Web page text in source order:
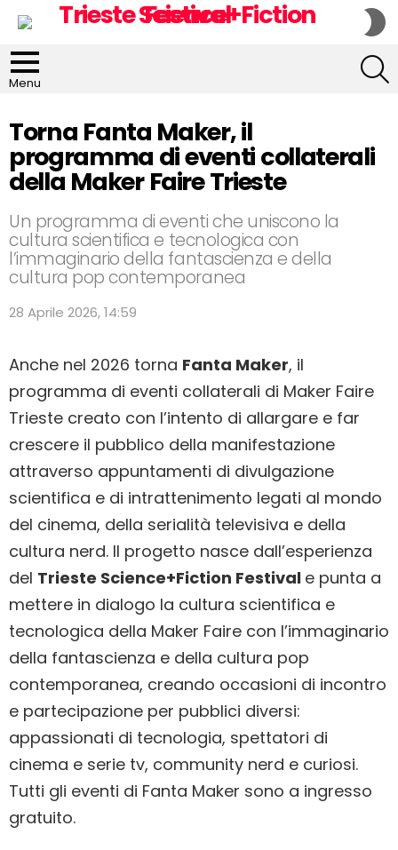
Menu
Torna Fanta Maker, il
programma di eventi collaterali
della Maker Faire Trieste
Un programma di eventi che uniscono la
cultura scientifica e tecnologica con
l’immaginario della fantascienza e della
cultura pop contemporanea
28 Aprile 2026, 14:59
Anche nel 2026 torna Fanta Maker, il
programma di eventi collaterali di Maker Faire
Trieste creato con l’intento di allargare e far
crescere il pubblico della manifestazione
attraverso appuntamenti di divulgazione
scientifica e di intrattenimento legati al mondo
del cinema, della serialità televisiva e della
cultura nerd. Il progetto nasce dall’esperienza
del Trieste Science+Fiction Festival e punta a
mettere in dialogo la cultura scientifica e
tecnologica della Maker Faire con l’immaginario
della fantascienza e della cultura pop
contemporanea, creando occasioni di incontro
e partecipazione per pubblici diversi:
appassionati di tecnologia, spettatori di
cinema e serie tv, community nerd e curiosi.
Tutti gli eventi di Fanta Maker sono a ingresso
gratuito.